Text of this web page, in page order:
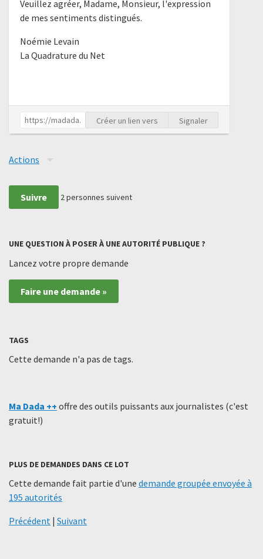
Veuillez agréer, Madame, Monsieur, l'expression
de mes sentiments distingués.
Noémie Levain
La Quadrature du Net
Créer un lien vers Signaler
Actions
Suivre 2personnes suivent
UNE QUESTION À POSER À UNE AUTORITÉ PUBLIQUE ?
Lancez votre propre demande
Faire une demande »
TAGS
Cette demande n'a pas de tags.
Ma Dada ++ offre des outils puissants aux journalistes (c'est
gratuit!)
PLUS DE DEMANDES DANS CE LOT
Cette demande fait partie d'une demande groupée envoyée à
195 autorités
Précédent | Suivant